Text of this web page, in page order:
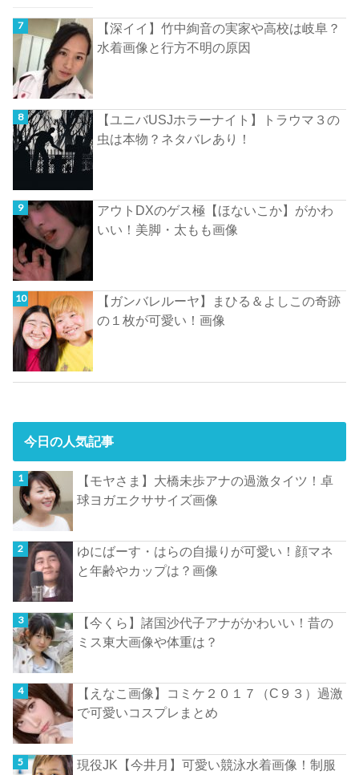
【深イイ】竹中絢音の実家や高校は岐阜？
水着画像と行方不明の原因
【ユニバUSJホラーナイト】トラウマ３の
虫は本物？ネタバレあり！
アウトDXのゲス極【ほないこか】がかわ
いい！美脚・太もも画像
【ガンバレルーヤ】まひる＆よしこの奇跡
の１枚が可愛い！画像
今日の人気記事
【モヤさま】大橋未歩アナの過激タイツ！卓
球ヨガエクササイズ画像
ゆにばーす・はらの自撮りが可愛い！顔マネ
と年齢やカップは？画像
【今くら】諸国沙代子アナがかわいい！昔の
ミス東大画像や体重は？
【えなこ画像】コミケ２０１７（C９３）過激
で可愛いコスプレまとめ
現役JK【今井月】可愛い競泳水着画像！制服